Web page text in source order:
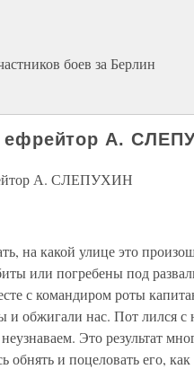
боев за Берлин
ефрейтор А.
А. СЛЕПУХИН
на какой улице это
или погребены под
с командиром роты
и обжигали нас. Пот лился
Это результат
обнять и поцеловать его,